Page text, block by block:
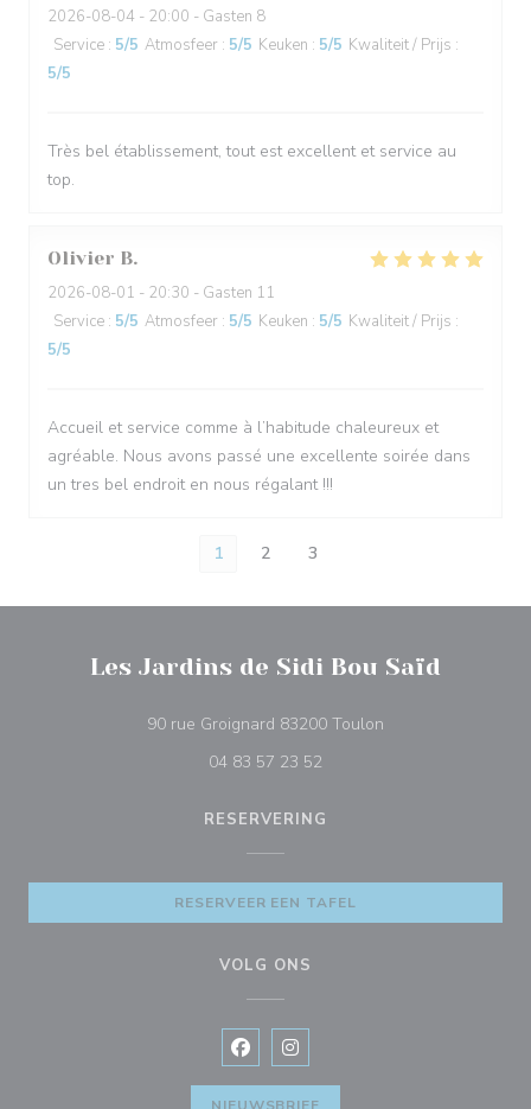
2026-08-04 - 20:00 - Gasten 8
Service : 5/5 Atmosfeer : 5/5 Keuken : 5/5 Kwaliteit / Prijs :
5/5
Très bel établissement, tout est excellent et service au
top.
Olivier B
2026-08-01 - 20:30 - Gasten 11
Service : 5/5 Atmosfeer : 5/5 Keuken : 5/5 Kwaliteit / Prijs :
5/5
Accueil et service comme à l’habitude chaleureux et
agréable. Nous avons passé une excellente soirée dans
un tres bel endroit en nous régalant !!!
1 2 3
Les Jardins de Sidi Bou Saïd
90 rue Groignard 83200 Toulon
04 83 57 23 52
RESERVERING
RESERVEER EEN TAFEL
VOLG ONS
Facebook ((opent in een nieuw
Instagram ((opent in een